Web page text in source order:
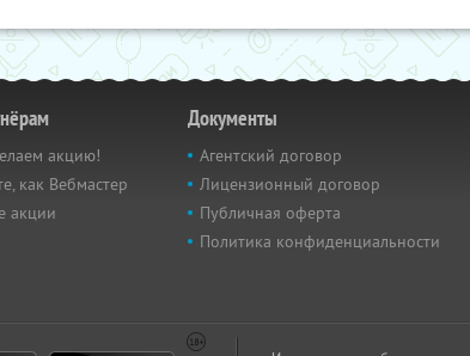
акцию!
как Вебмастер
акции
Документы
Агентский договор
Лицензионный договор
Публичная оферта
Политика конфиденциальности